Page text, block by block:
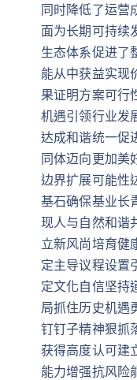
同时降低了运营
面为长期可持续
生态体系促进了
能从中获益实现
果证明方案可行
机遇引领行业发
达成和谐统一促
同体迈向更加美
边界扩展可能性
基石确保基业长
现人与自然和谐
立新风尚培育健
定主导议程设置
定文化自信坚持
局抓住历史机遇
钉钉子精神狠抓
获得高度认可建
能力增强抗风险